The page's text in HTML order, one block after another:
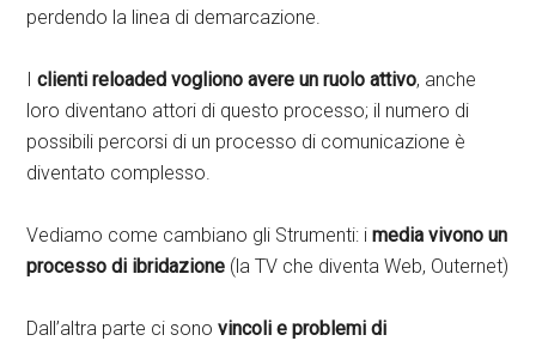
perdendo la linea di demarcazione.
Iclienti reloaded vogliono avere un ruolo attivo, anche
loro diventano attori di questo processo; il numero di
possibili percorsi di un processo di comunicazione è
diventato complesso.
Vediamo come cambiano gli Strumenti: i media vivono un
processo di ibridazione (la TV che diventa Web, Outernet)
Dall’altra parte ci sonovincoli e problemi di